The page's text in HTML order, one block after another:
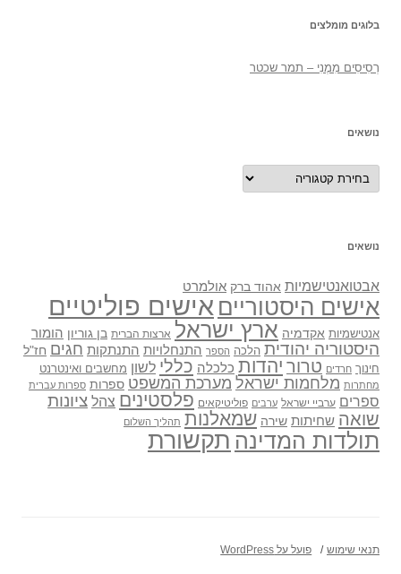
בלוגים מומלצים
רְסִיסִים מִמֶנִי – תמר שכטר
נושאים
נושאים
נושאים
אבטואנטישמיות אהוד ברק אולמרט
אישים היסטוריים אישים פוליטיים
אנטישמיות אקדמיה ארץ ישראל ארצות הברית בן גוריון הומור
היסטוריה יהודית הלכה הספר התנחלויות התנתקות חגים חז"ל
חינוך חרדים טרור יהדות כלכלה כללי לשון מחשבים ואינטרנט
מחתרות מלחמות ישראל מערכת המשפט ספרות ספרות עברית
ספרים ערביי ישראל ערבים פוליטיקאים פלסטינים צהל ציונות
שואה שחיתות שירה שמאלנות תהליך השלום
תולדות המדינה תקשורת
תנאי שימוש פועל על WordPress